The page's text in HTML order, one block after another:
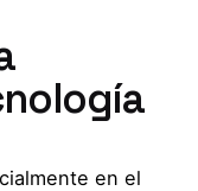
en el